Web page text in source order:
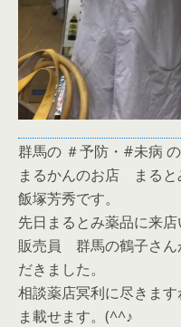
群馬の ＃予防・#未病
まるかんのお店 まると
飯塚芳秀です。
先日まるとみ薬品に来
販売員 群馬の鶴子さん
だきました。
相談薬店冥利に尽きま
ま載せます。(^^♪